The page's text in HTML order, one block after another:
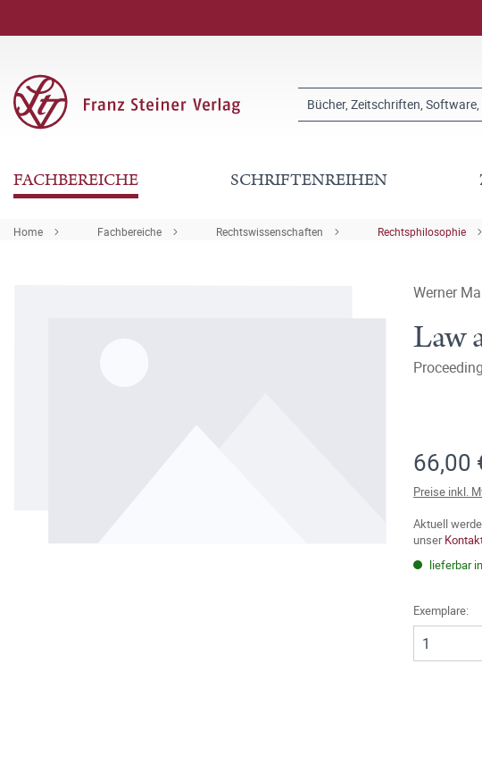
FACHBEREICHE SCHRIFTENREIHEN
Home Fachbereiche Rechtswissenschaften Rechtsphilosophie
Werner
Law
66,00
Preise inkl.
Aktuell
unser
lieferbar
Exemplare: